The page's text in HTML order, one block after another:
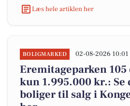
Læs hele artiklen her
BOLIGMARKED 02-08-2026 10:01
Eremitageparken
kun 1.995.000 kr.: Se
boliger til salg i